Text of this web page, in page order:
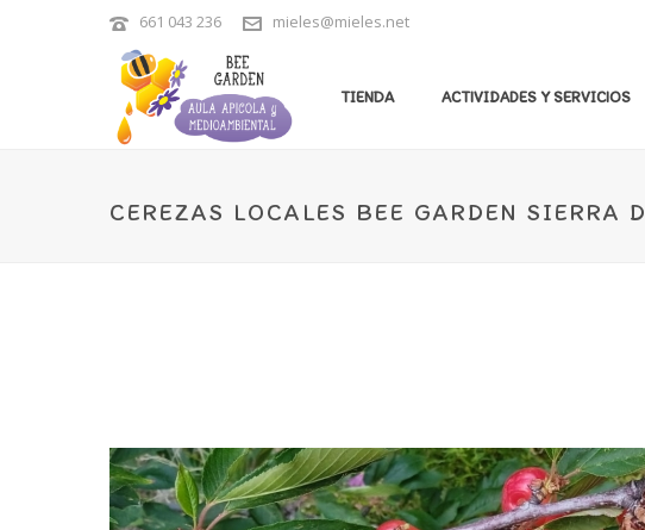
661 043 236 mieles@mieles.net
TIENDA ACTIVIDADES Y SERVICIOS
CEREZAS LOCALES BEE GARDEN SIERRA